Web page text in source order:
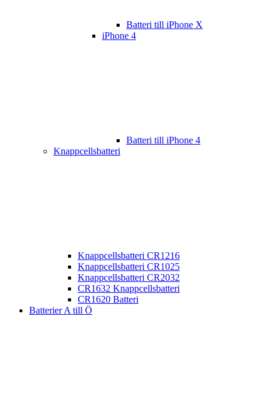
Batteri till iPhone X
iPhone 4
Batteri till iPhone 4
Knappcellsbatteri
Knappcellsbatteri CR1216
Knappcellsbatteri CR1025
Knappcellsbatteri CR2032
CR1632 Knappcellsbatteri
CR1620 Batteri
Batterier A till Ö